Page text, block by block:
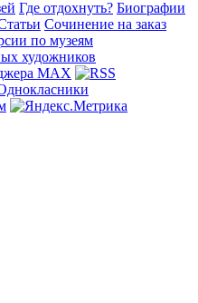
Где отдохнуть? Биографии
Сочинение на заказ
по музеям
художников